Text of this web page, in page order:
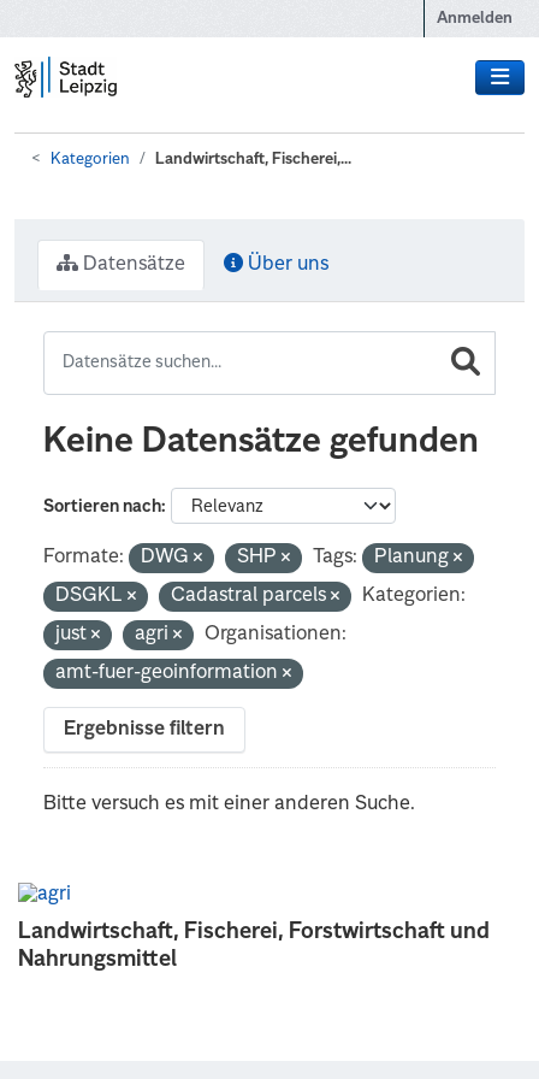
Anmelden
Kategorien Landwirtschaft, Fischerei,...
Landwirtschaft, Fischerei, Forstwirtschaft und
Nahrungsmittel
Datensätze Über uns
Keine Datensätze gefunden
Sortieren nach
Formate: DWG SHP Tags:
Planung
DSGKL
Cadastral parcels
Kategorien:
just
agri
Organisationen:
amt-fuer-geoinformation
Ergebnisse filtern
Bitte versuch es mit einer anderen Suche.